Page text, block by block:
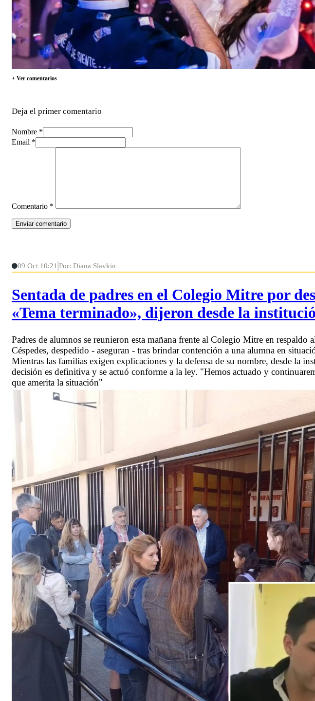
+ Ver comentarios
Deja el primer comentario
Nombre *
Email *
Comentario *
09 Oct 10:21 Por: Diana Slavkin
Sentada de padres en el Colegio Mitre por
«Tema terminado», dijeron desde la
Padres de alumnos se reunieron esta mañana frente al Colegio Mitre en respaldo
Céspedes, despedido - aseguran - tras brindar contención a una alumna en
Mientras las familias exigen explicaciones y la defensa de su nombre, desde la
decisión es definitiva y se actuó conforme a la ley. "Hemos actuado y
que amerita la situación"